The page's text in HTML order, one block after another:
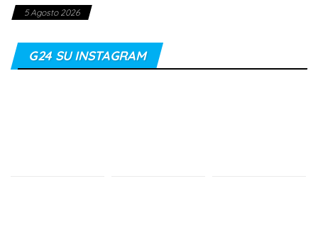
5 Agosto 2026
G24 SU INSTAGRAM